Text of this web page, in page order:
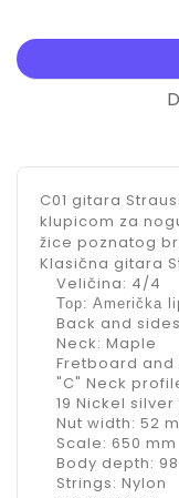
C01 gitara
klupicom za
žice poznatog
Klasična gitara
Veličina: 4/4
Top: Američka
Back and
Neck: Maple
Fretboard
"C" Neck
19 Nickel
Nut width: 52
Scale: 650 mm
Body depth:
Strings: Nylon